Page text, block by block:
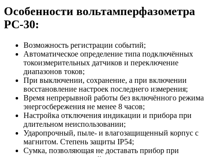
Особенности вольтамперфазометра
РС-30:
Возможность регистрации событий;
Автоматическое определение типа подключённых
токоизмерительных датчиков и переключение
диапазонов токов;
При выключении, сохранение, а при включении
восстановление настроек последнего измерения;
Время непрерывной работы без включённого режима
энергосбережения не менее 8 часов;
Настройка отключения индикации и прибора при
длительном неиспользовании;
Ударопрочный, пыле- и влагозащищенный корпус с
магнитом. Степень защиты IP54;
Сумка, позволяющая не доставать прибор при